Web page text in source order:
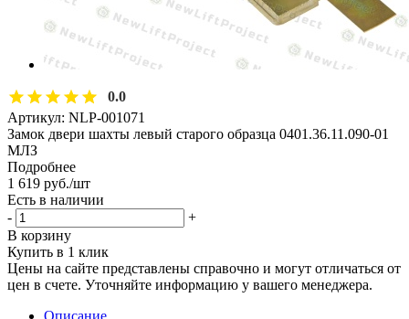
0.0
Артикул: NLP-001071
Замок двери шахты левый старого образца 0401.36.11.090-01
МЛЗ
Подробнее
1 619 руб./шт
Есть в наличии
-
+
В корзину
Купить в 1 клик
Цены на сайте представлены справочно и могут отличаться от
цен в счете. Уточняйте информацию у вашего менеджера.
Описание